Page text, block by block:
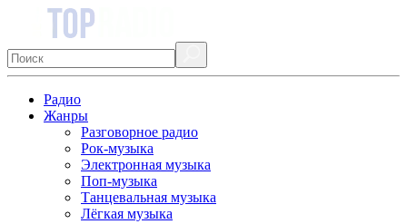
Радио
Жанры
Разговорное радио
Рок-музыка
Электронная музыка
Поп-музыка
Танцевальная музыка
Лёгкая музыка